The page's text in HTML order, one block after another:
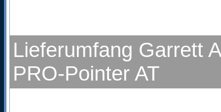
Lieferumfang Garrett
PRO-Pointer AT